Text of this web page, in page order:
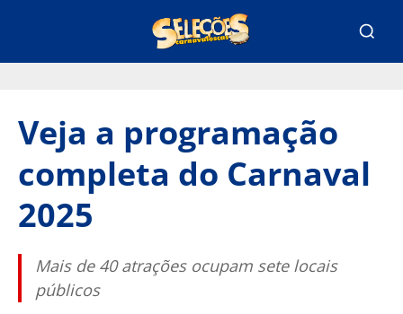
Veja a programação
completa do Carnaval
2025
Mais de 40 atrações ocupam sete locais
públicos